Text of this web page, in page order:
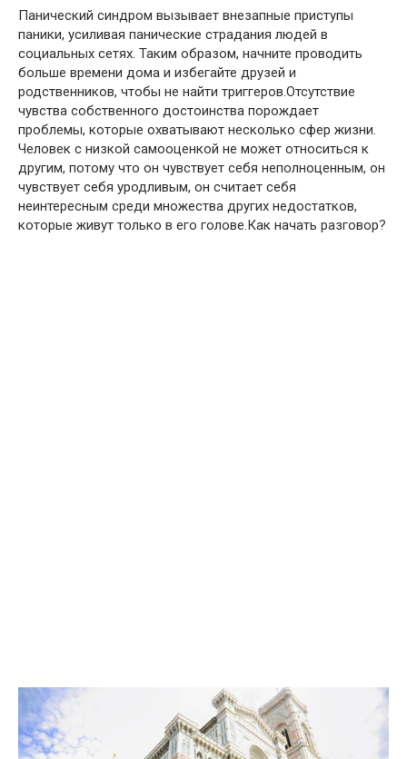
Панический синдром вызывает внезапные приступы
паники, усиливая панические страдания людей в
социальных сетях. Таким образом, начните проводить
больше времени дома и избегайте друзей и
родственников, чтобы не найти триггеров.Отсутствие
чувства собственного достоинства порождает
проблемы, которые охватывают несколько сфер жизни.
Человек с низкой самооценкой не может относиться к
другим, потому что он чувствует себя неполноценным, он
чувствует себя уродливым, он считает себя
неинтересным среди множества других недостатков,
которые живут только в его голове.Как начать разговор?